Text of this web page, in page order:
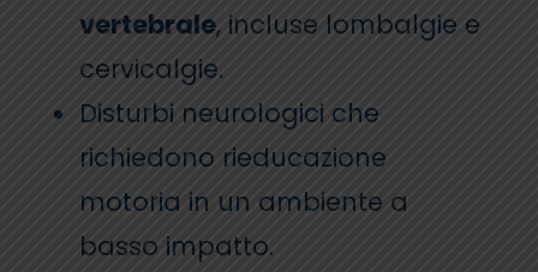
vertebrale, incluse lombalgie e
cervicalgie.
Disturbi neurologici che
richiedono rieducazione
motoria in un ambiente a
basso impatto.